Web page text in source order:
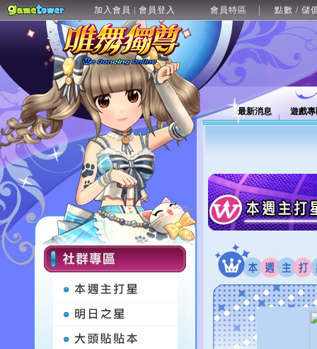
加入會員 | 會員登入 會員特區 點數 / 儲
最新消息 遊戲